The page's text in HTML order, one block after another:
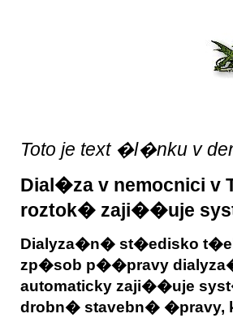
Toto je text �l�nku v
Dial�za v nemocnici
roztok� zaji��uje
Dialyza�n� st�edisko
zp�sob p��pravy
automaticky zaji��uje
drobn� stavebn�